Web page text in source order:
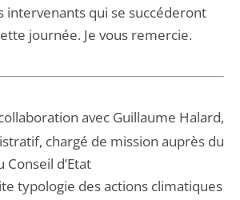
intervenants qui se succéderont
journée. Je vous remercie.
avec Guillaume Halard,
chargé de mission auprès du
d’Etat
typologie des actions climatiques